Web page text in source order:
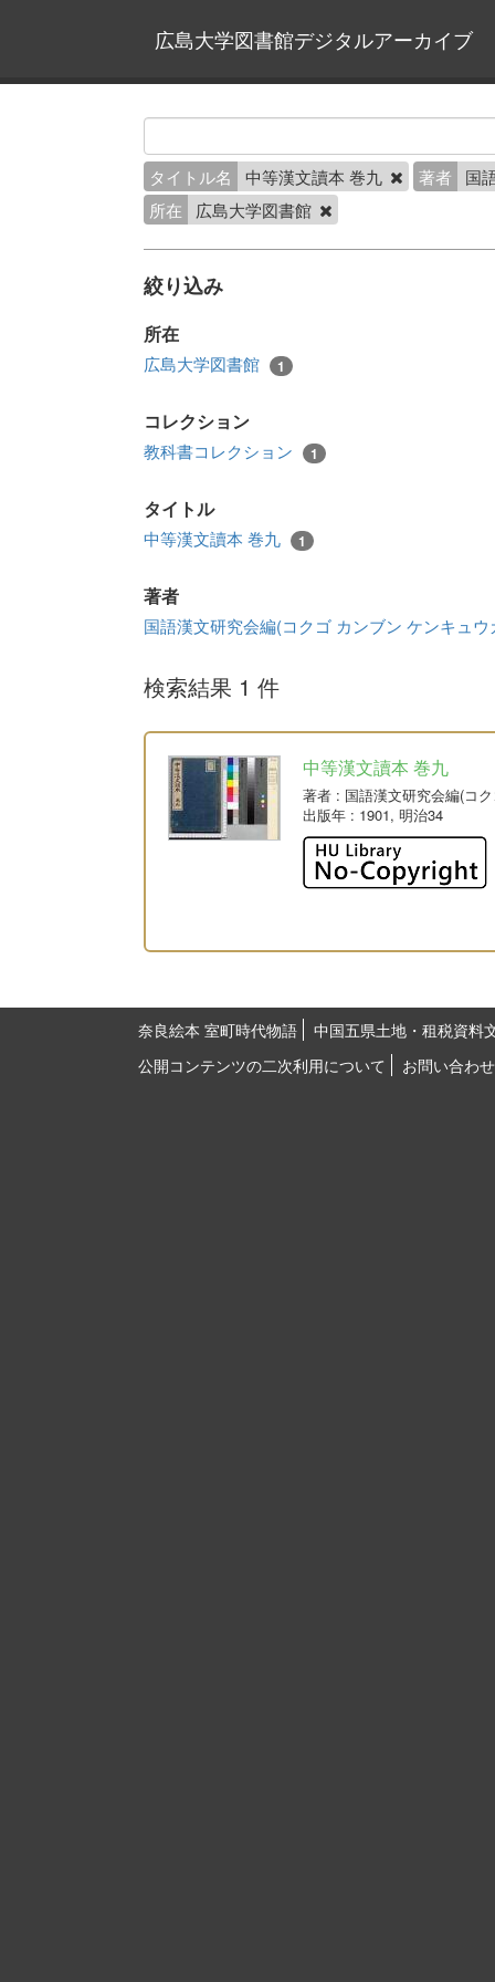
広島大学図書館デジタルアーカイブ
タイトル名 中等漢文讀本 巻九 著者
国
所在
広島大学図書館
絞り込み
所在
広島大学図書館 1
コレクション
教科書コレクション 1
タイトル
中等漢文讀本 巻九 1
著者
国語漢文研究会編(コクゴ カンブン ケンキュ
検索結果 1 件
中等漢文讀本 巻九
著者 : 国語漢文研究会編(コ
出版年 : 1901, 明治34
奈良絵本 室町時代物語
中国五県土地・租税資料
公開コンテンツの二次利用について
お問い合わせ